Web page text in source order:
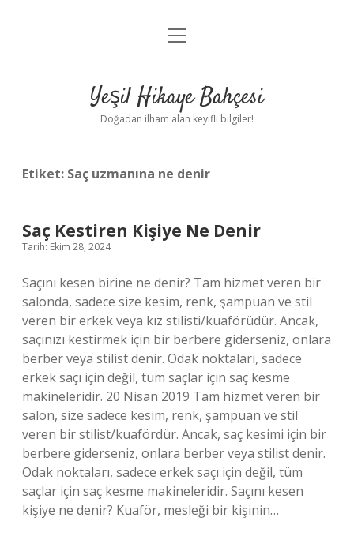
Anasayfa
Yasal Uyarı
menüyü
Yeşil Hikaye Bahçesi
Doğadan ilham alan keyifli bilgiler!
Etiket: Saç uzmanına ne denir
Saç Kestiren Kişiye Ne Denir
Tarih: Ekim 28, 2024
Saçını kesen birine ne denir? Tam hizmet veren bir
salonda, sadece size kesim, renk, şampuan ve stil
veren bir erkek veya kız stilisti/kuaförüdür. Ancak,
saçınızı kestirmek için bir berbere giderseniz, onlara
berber veya stilist denir. Odak noktaları, sadece
erkek saçı için değil, tüm saçlar için saç kesme
makineleridir. 20 Nisan 2019 Tam hizmet veren bir
salon, size sadece kesim, renk, şampuan ve stil
veren bir stilist/kuafördür. Ancak, saç kesimi için bir
berbere giderseniz, onlara berber veya stilist denir.
Odak noktaları, sadece erkek saçı için değil, tüm
saçlar için saç kesme makineleridir. Saçını kesen
kişiye ne denir? Kuaför, mesleği bir kişinin…